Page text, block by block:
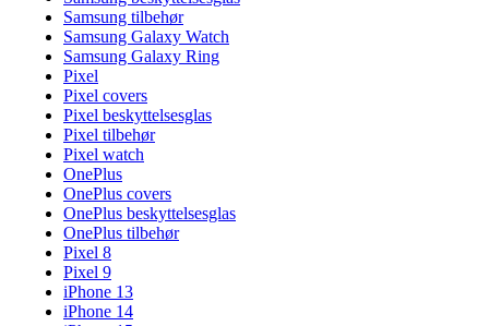
Samsung tilbehør
Samsung Galaxy Watch
Samsung Galaxy Ring
Pixel
Pixel covers
Pixel beskyttelsesglas
Pixel tilbehør
Pixel watch
OnePlus
OnePlus covers
OnePlus beskyttelsesglas
OnePlus tilbehør
Pixel 8
Pixel 9
iPhone 13
iPhone 14